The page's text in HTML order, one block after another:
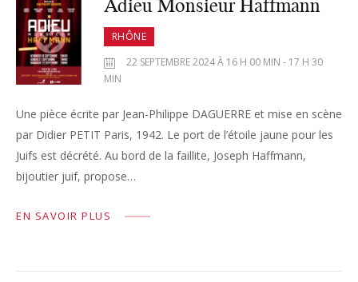
RHÔNE
22 SEPTEMBRE 2024 À 16 H 00 MIN - 17 H 30
MIN
Une pièce écrite par Jean-Philippe DAGUERRE et mise en scène
par Didier PETIT Paris, 1942. Le port de l’étoile jaune pour les
Juifs est décrété. Au bord de la faillite, Joseph Haffmann,
bijoutier juif, propose…
EN SAVOIR PLUS